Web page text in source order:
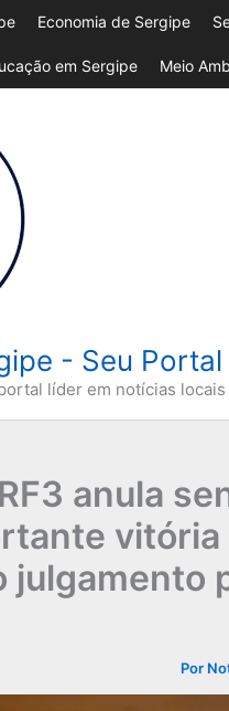
Economia de Sergipe
em Sergipe Meio
- Seu
líder em notícias
anula
vitória
julgamento
Por